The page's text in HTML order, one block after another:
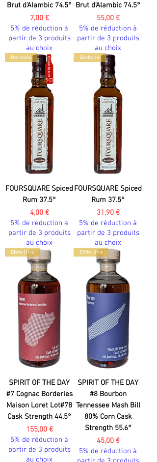
Brut d'Alambic 74.5°
Prix
7,00 €
5% de réduction à
partir de 3 produits
au choix
Brut d'Alambic 74.5°
Prix
55,00 €
5% de réduction à
partir de 3 produits
au choix
Barbade
FOURSQUARE Spiced
Rum 37.5°
Prix
4,00 €
5% de réduction à
partir de 3 produits
au choix
Barbade
FOURSQUARE Spiced
Rum 37.5°
Prix
31,90 €
5% de réduction à
partir de 3 produits
au choix
Etats-Unis
SPIRIT OF THE DAY
#7 Cognac Borderies
Maison Loret Lot#78
Cask Strength 44.5°
Prix
155,00 €
5% de réduction à
partir de 3 produits
au choix
Etats-Unis
SPIRIT OF THE DAY
#8 Bourbon
Tennessee Mash Bill
80% Corn Cask
Strength 55.6°
Prix
45,00 €
5% de réduction à